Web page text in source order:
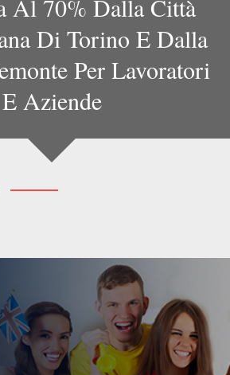
Al 70% Dalla Città
Di Torino E Dalla
Per Lavoratori
E Aziende